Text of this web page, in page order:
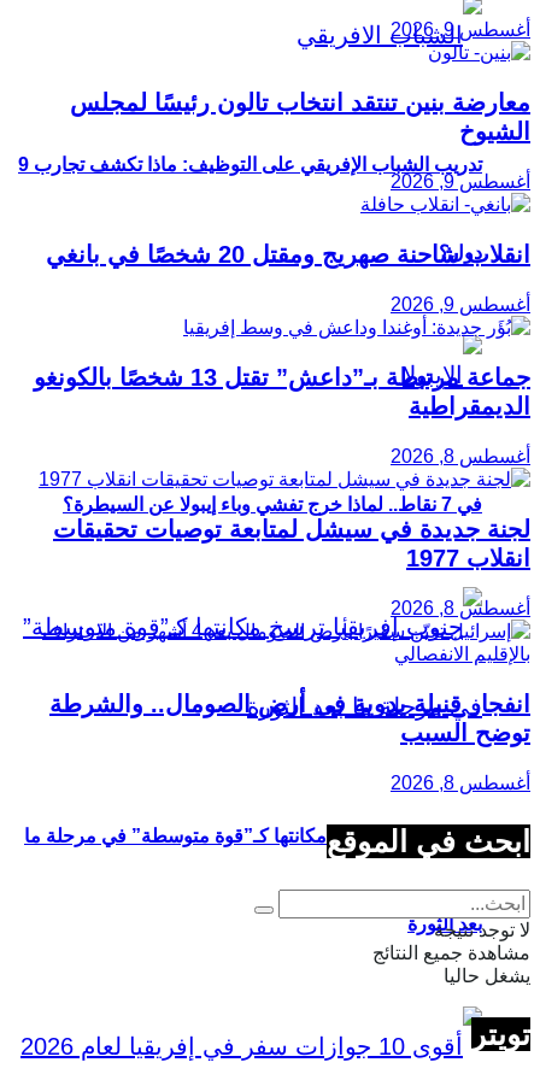
تدريب الشباب الإفريقي على التوظيف: ماذا تكشف تجارب 9
دول؟
في 7 نقاط.. لماذا خرج تفشي وباء إيبولا عن السيطرة؟
جنوب إفريقيا ترسخ مكانتها كـ”قوة متوسطة” في مرحلة ما
بعد الثورة
أغسطس 9, 2026
معارضة بنين تنتقد انتخاب تالون رئيسًا لمجلس
الشيوخ
أغسطس 9, 2026
انقلاب شاحنة صهريج ومقتل 20 شخصًا في بانغي
أغسطس 9, 2026
جماعة مرتبطة بـ”داعش” تقتل 13 شخصًا بالكونغو
الديمقراطية
أغسطس 8, 2026
لجنة جديدة في سيشل لمتابعة توصيات تحقيقات
انقلاب 1977
أغسطس 8, 2026
انفجار قنبلة يدوية في أرض الصومال.. والشرطة
توضح السبب
أغسطس 8, 2026
ابحث في الموقع
لا توجد نتيجة
مشاهدة جميع النتائج
يشغل حاليا
تويتر